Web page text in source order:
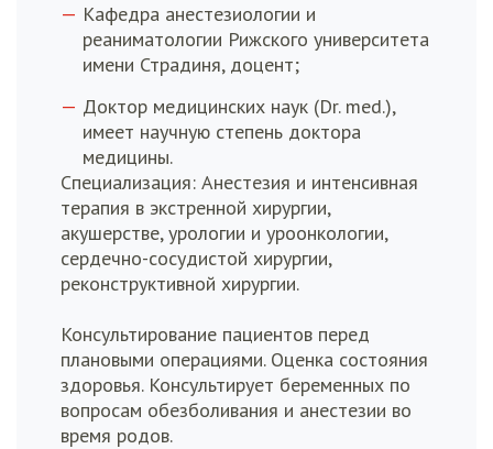
Кафедра анестезиологии и
реаниматологии Рижского университета
имени Страдиня, доцент;
Доктор медицинских наук (Dr. med.),
имеет научную степень доктора
медицины.
Специализация: Анестезия и интенсивная
терапия в экстренной хирургии,
акушерстве, урологии и уроонкологии,
сердечно-сосудистой хирургии,
реконструктивной хирургии.
Консультирование пациентов перед
плановыми операциями. Оценка состояния
здоровья. Консультирует беременных по
вопросам обезболивания и анестезии во
время родов.